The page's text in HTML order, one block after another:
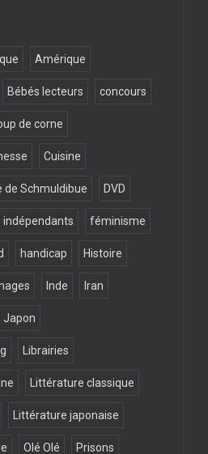
Amérique
Bébés lecteurs concours
de corne
Cuisine
de Schmuldibue DVD
indépendants féminisme
handicap Histoire
Inde Iran
Japon
Librairies
Littérature classique
Littérature japonaise
Olé Olé Prisons